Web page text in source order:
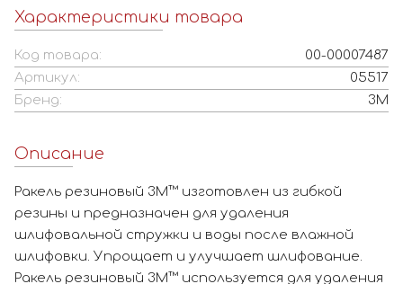
Характеристики товара
Код товара:
00-00007487
Артикул:
05517
Бренд:
3M
Описание
Ракель резиновый 3M™ изготовлен из гибкой
резины и предназначен для удаления
шлифовальной стружки и воды после влажной
шлифовки. Упрощает и улучшает шлифование.
Ракель резиновый 3M™ используется для удаления